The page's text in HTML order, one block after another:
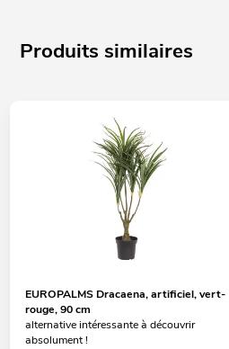
Produits similaires
EUROPALMS Dracaena, artificiel, vert-
rouge, 90 cm
alternative intéressante à découvrir
absolument !